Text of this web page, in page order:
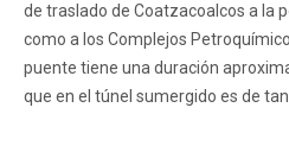
de traslado de Coatzacoalcos a la
como a los Complejos
puente tiene una duración
que en el túnel sumergido es de